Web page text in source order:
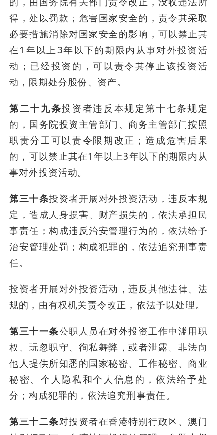
得，处以罚款；危害国家安全的，责令其采取
必要措施消除对国家安全的影响，可以禁止其
在1年以上3年以下的期限内从事对外投资活
动；已经投资的，可以责令其停止该投资活
动，限期处分股份、资产。
第二十九条投资者违反本规定第十七条规定
的，国务院投资主管部门、商务主管部门按照
职责分工可以责令限期改正；造成危害后果
的，可以禁止其在1年以上3年以下的期限内从
事对外投资活动。
第三十条投资者开展对外投资活动，违反本规
定，造成人身损害、财产损失的，依法承担民
事责任；构成违反治安管理行为的，依法给予
治安管理处罚；构成犯罪的，依法追究刑事责
任。
投资者开展对外投资活动，违反其他法律、法
规的，由有权机关责令改正，依法予以处理。
第三十一条公职人员在对外投资工作中滥用职
权、玩忽职守、徇私舞弊，或者泄露、非法向
他人提供所知悉的国家秘密、工作秘密、商业
秘密、个人隐私和个人信息的，依法给予处
分；构成犯罪的，依法追究刑事责任。
第三十二条对投资者在香港特别行政区、澳门